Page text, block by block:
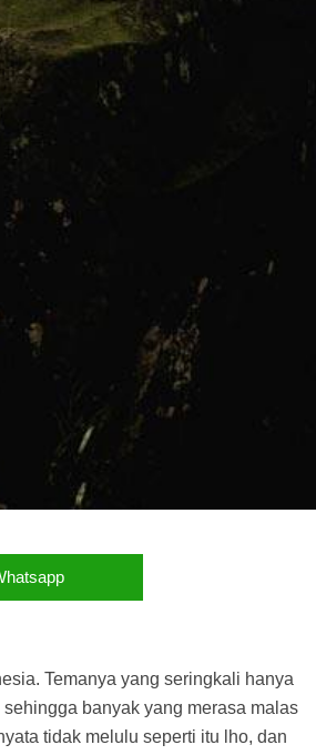
Temanya yang seringkali hanya
banyak yang merasa malas
tidak melulu seperti itu lho, dan